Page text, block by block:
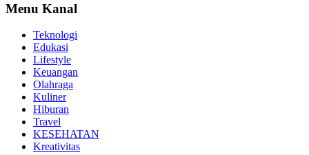
Menu Kanal
Teknologi
Edukasi
Lifestyle
Keuangan
Olahraga
Kuliner
Hiburan
Travel
KESEHATAN
Kreativitas